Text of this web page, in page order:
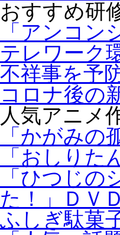
おすすめ研
「アンコ
テレワーク
不祥事を予
コロナ後の
人気アニメ
「かがみの
「おしりた
「ひつじ
た！」ＤＶ
ふしぎ駄菓